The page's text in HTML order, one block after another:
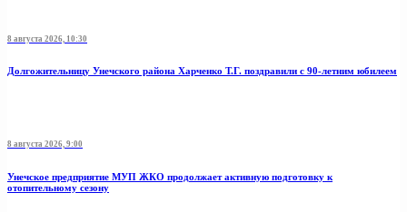
8 августа 2026, 10:30
Долгожительницу Унечского района Харченко Т.Г. поздравили с 90-летним юбилеем
8 августа 2026, 9:00
Унечское предприятие МУП ЖКО продолжает активную подготовку к
отопительному сезону